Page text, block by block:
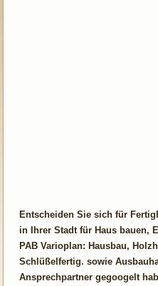
Entscheiden Sie sich für
in Ihrer Stadt für Haus bauen,
PAB Varioplan: Hausbau,
Schlüßelfertig. sowie
Ansprechpartner gegoogelt